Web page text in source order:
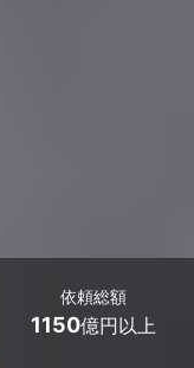
依頼総額
1150億円以上